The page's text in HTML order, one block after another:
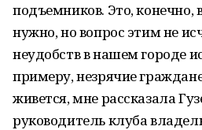
подъемников. Это, конечно,
нужно, но вопрос этим не
неудобств в нашем городе
примеру, незрячие
живется, мне рассказала
руководитель клуба